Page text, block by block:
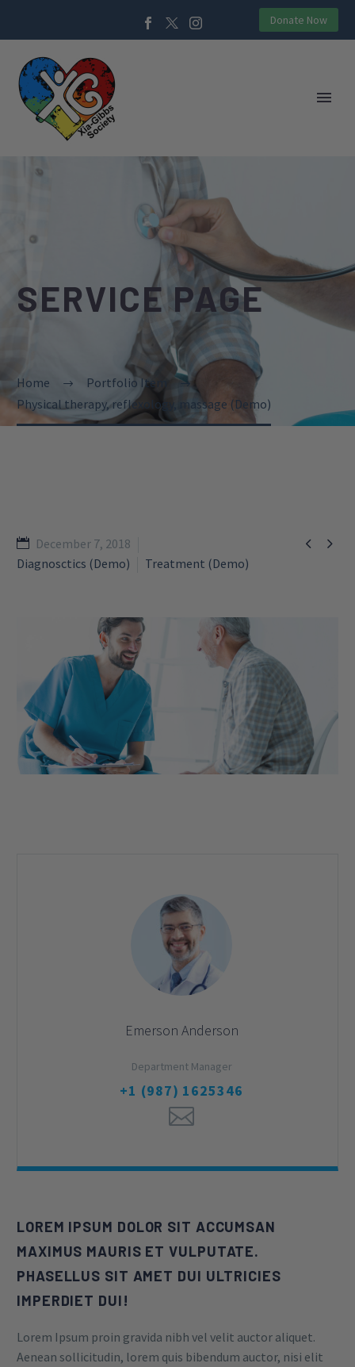
Donate Now
SERVICE PAGE
Home
Portfolio Item
Physical therapy, reflexology, massage (Demo)
 
December 7, 2018
Diagnosctics (Demo)
Treatment (Demo)
Emerson Anderson
Department Manager
+1 (987) 1625346
LOREM IPSUM DOLOR SIT ACCUMSAN
MAXIMUS MAURIS ET VULPUTATE.
PHASELLUS SIT AMET DUI ULTRICIES
IMPERDIET DUI!
Lorem Ipsum proin gravida nibh vel velit auctor aliquet.
Aenean sollicitudin, lorem quis bibendum auctor, nisi elit